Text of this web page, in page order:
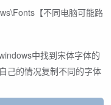
【不同电脑可能路
中找到宋体字体的
己的情况复制不同的字体